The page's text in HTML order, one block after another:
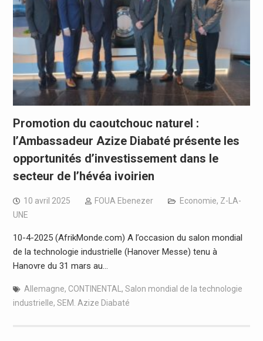
Promotion du caoutchouc naturel :
l’Ambassadeur Azize Diabaté présente les
opportunités d’investissement dans le
secteur de l’hévéa ivoirien
10 avril 2025 FOUA Ebenezer Economie, Z-LA-
UNE
10-4-2025 (AfrikMonde.com) A l’occasion du salon mondial
de la technologie industrielle (Hanover Messe) tenu à
Hanovre du 31 mars au…
Allemagne, CONTINENTAL, Salon mondial de la technologie
industrielle, SEM. Azize Diabaté